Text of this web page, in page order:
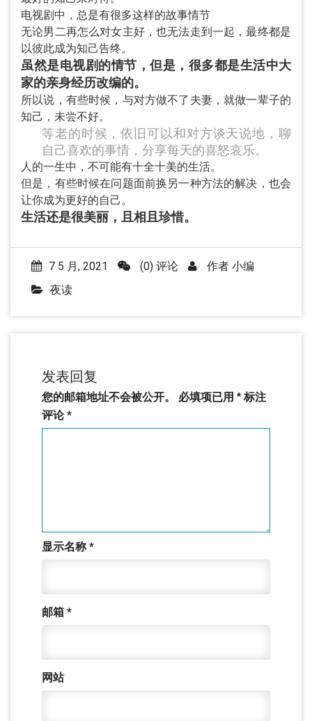
电视剧中，总是有很多这样的故事情节
无论男二再怎么对女主好，也无法走到一起，最终都是
以彼此成为知己告终。
虽然是电视剧的情节，但是，很多都是生活中大
家的亲身经历改编的。
所以说，有些时候，与对方做不了夫妻，就做一辈子的
知己，未尝不好。
等老的时候，依旧可以和对方谈天说地，聊
自己喜欢的事情，分享每天的喜怒哀乐。
人的一生中，不可能有十全十美的生活。
但是，有些时候在问题面前换另一种方法的解决，也会
让你成为更好的自己。
生活还是很美丽，且相且珍惜。
7 5 月, 2021 (0) 评论 作者 小编
夜读
发表回复
您的邮箱地址不会被公开。 必填项已用 * 标注
评论*
显示名称*
邮箱 *
网站